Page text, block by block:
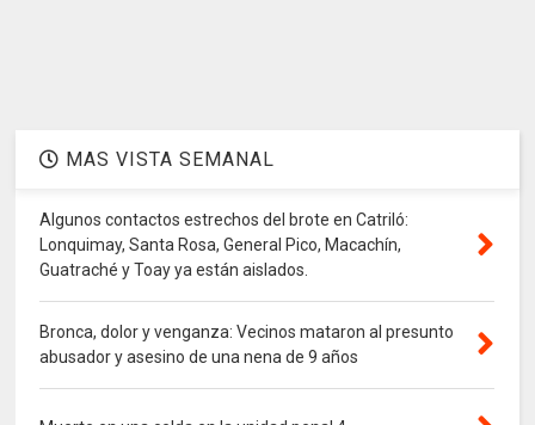
MAS VISTA SEMANAL
Algunos contactos estrechos del brote en Catriló:
Lonquimay, Santa Rosa, General Pico, Macachín,
Guatraché y Toay ya están aislados.
Bronca, dolor y venganza: Vecinos mataron al presunto
abusador y asesino de una nena de 9 años